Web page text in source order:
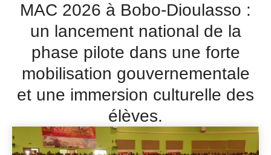
MAC 2026 à Bobo-Dioulasso :
un lancement national de la
phase pilote dans une forte
mobilisation gouvernementale
et une immersion culturelle des
élèves.